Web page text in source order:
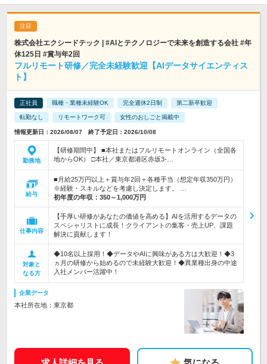
株式会社エクシードテック | #AIとテクノロジーで未来を創造する会社 #年
休125日 #賞与年2回
フルリモート研修／完全未経験歓迎【AIデータサイエンティス
ト】
正社員 職種・業種未経験OK 完全週休2日制 第二新卒歓迎
転勤なし リモートワーク可 女性のおしごと掲載中
情報更新日：2026/08/07 終了予定日：2026/10/08
勤務地
【研修期間中】 ■本社またはフルリモートオンライン（全国各
地からOK） □本社／東京都港区赤坂3-…
給与
■月給25万円以上＋賞与年2回＋各種手当（想定年収350万円）
※経験・スキルなどを考慮し決定します。 …
初年度の年収： 350～1,000万円
仕事内容
【手厚い研修があなたの価値を高める】AIを活用するデータの
スペシャリストに成長！クライアントの集客・売上UP、課題
解決に貢献します！
対象と
なる方
◆10名以上採用！◆データやAIに興味がある方は大歓迎！◆3
ヵ月の研修から始めるので未経験大歓迎！◆異業種出身の中途
入社メンバー活躍中！
企業データ
本社所在地：東京都